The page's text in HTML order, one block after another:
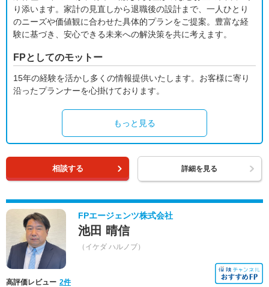
り添います。家計の見直しから退職後の設計まで、一人ひとり
のニーズや価値観に合わせた具体的プランをご提案。豊富な経
験に基づき、安心できる未来への解決策を共に考えます。
FPとしてのモットー
15年の経験を活かし多くの情報提供いたします。お客様に寄り
沿ったプランナーを心掛けております。
もっと見る
相談する 詳細を見る
FPエージェンツ株式会社
池田 晴信
（イケダ ハルノブ）
高評価レビュー 2件